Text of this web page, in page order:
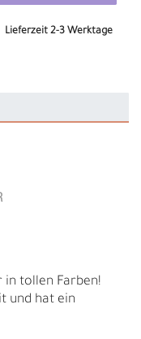
Lieferzeit 2-3 Werktage
in tollen Farben!
und hat ein